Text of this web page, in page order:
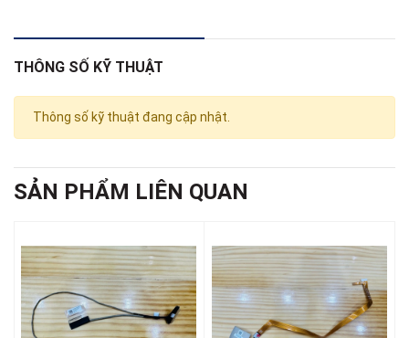
THÔNG SỐ KỸ THUẬT
Thông số kỹ thuật đang cập nhật.
SẢN PHẨM LIÊN QUAN